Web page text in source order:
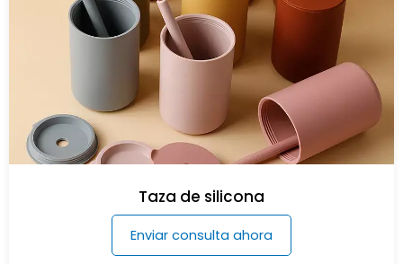
Taza de silicona
Enviar consulta ahora